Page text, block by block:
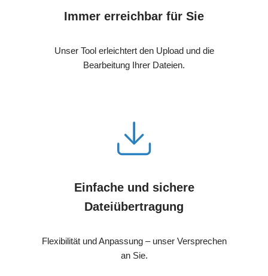
Immer erreichbar für Sie
Unser Tool erleichtert den Upload und die
Bearbeitung Ihrer Dateien.
Einfache und sichere
Dateiübertragung
Flexibilität und Anpassung – unser Versprechen
an Sie.